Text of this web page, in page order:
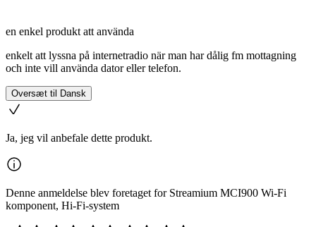
en enkel produkt att använda
enkelt att lyssna på internetradio när man har dålig fm mottagning
och inte vill använda dator eller telefon.
Oversæt til Dansk
Ja, jeg vil anbefale dette produkt.
Denne anmeldelse blev foretaget for Streamium MCI900 Wi-Fi
komponent, Hi-Fi-system